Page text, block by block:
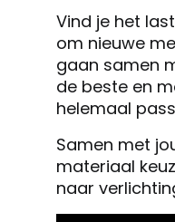
Vind je het
om nieuwe
gaan samen
de beste en
helemaal
Samen met
materiaal
naar